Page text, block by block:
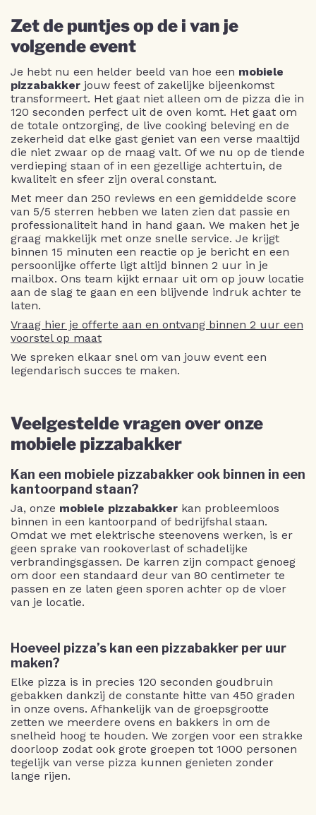
Zet de puntjes op de i van je
volgende event
Je hebt nu een helder beeld van hoe een mobiele
pizzabakker jouw feest of zakelijke bijeenkomst
transformeert. Het gaat niet alleen om de pizza die in
120 seconden perfect uit de oven komt. Het gaat om
de totale ontzorging, de live cooking beleving en de
zekerheid dat elke gast geniet van een verse maaltijd
die niet zwaar op de maag valt. Of we nu op de tiende
verdieping staan of in een gezellige achtertuin, de
kwaliteit en sfeer zijn overal constant.
Met meer dan 250 reviews en een gemiddelde score
van 5/5 sterren hebben we laten zien dat passie en
professionaliteit hand in hand gaan. We maken het je
graag makkelijk met onze snelle service. Je krijgt
binnen 15 minuten een reactie op je bericht en een
persoonlijke offerte ligt altijd binnen 2 uur in je
mailbox. Ons team kijkt ernaar uit om op jouw locatie
aan de slag te gaan en een blijvende indruk achter te
laten.
Vraag hier je offerte aan en ontvang binnen 2 uur een
voorstel op maat
We spreken elkaar snel om van jouw event een
legendarisch succes te maken.
Veelgestelde vragen over onze
mobiele pizzabakker
Kan een mobiele pizzabakker ook binnen in een
kantoorpand staan?
Ja, onze mobiele pizzabakker kan probleemloos
binnen in een kantoorpand of bedrijfshal staan.
Omdat we met elektrische steenovens werken, is er
geen sprake van rookoverlast of schadelijke
verbrandingsgassen. De karren zijn compact genoeg
om door een standaard deur van 80 centimeter te
passen en ze laten geen sporen achter op de vloer
van je locatie.
Hoeveel pizza’s kan een pizzabakker per uur
maken?
Elke pizza is in precies 120 seconden goudbruin
gebakken dankzij de constante hitte van 450 graden
in onze ovens. Afhankelijk van de groepsgrootte
zetten we meerdere ovens en bakkers in om de
snelheid hoog te houden. We zorgen voor een strakke
doorloop zodat ook grote groepen tot 1000 personen
tegelijk van verse pizza kunnen genieten zonder
lange rijen.